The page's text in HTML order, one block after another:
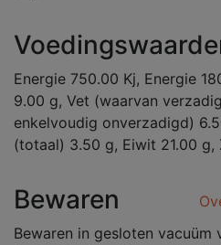
Energie 750.00 Kj, Energie
9.00 g, Vet (waarvan
enkelvoudig onverzadigd)
(totaal) 3.50 g, Eiwit 21.00 g,
Bewaren
Bewaren in gesloten vacuüm